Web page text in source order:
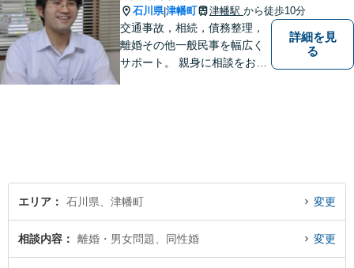
石川県|津幡町 津幡駅 から徒歩10分
交通事故，相続，債務整理，
離婚その他一般民事を幅広く
サポート。 親身に相談をお聞
詳細を見
る
エリア 石川県、津幡町 変更
相談内容 離婚・男女問題、同性婚 変更